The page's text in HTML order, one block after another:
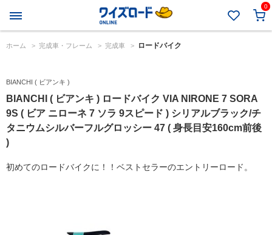
0
ホーム > 完成車・フレーム > 完成車 > ロードバイク
BIANCHI ( ビアンキ )
BIANCHI ( ビアンキ ) ロードバイク VIA NIRONE 7 SORA
9S ( ビア ニローネ 7 ソラ 9スピード ) シリアルブラック/チ
タニウムシルバーフルグロッシー 47 ( 身長目安160cm前後
)
初めてのロードバイクに！！ベストセラーのエントリーロード。